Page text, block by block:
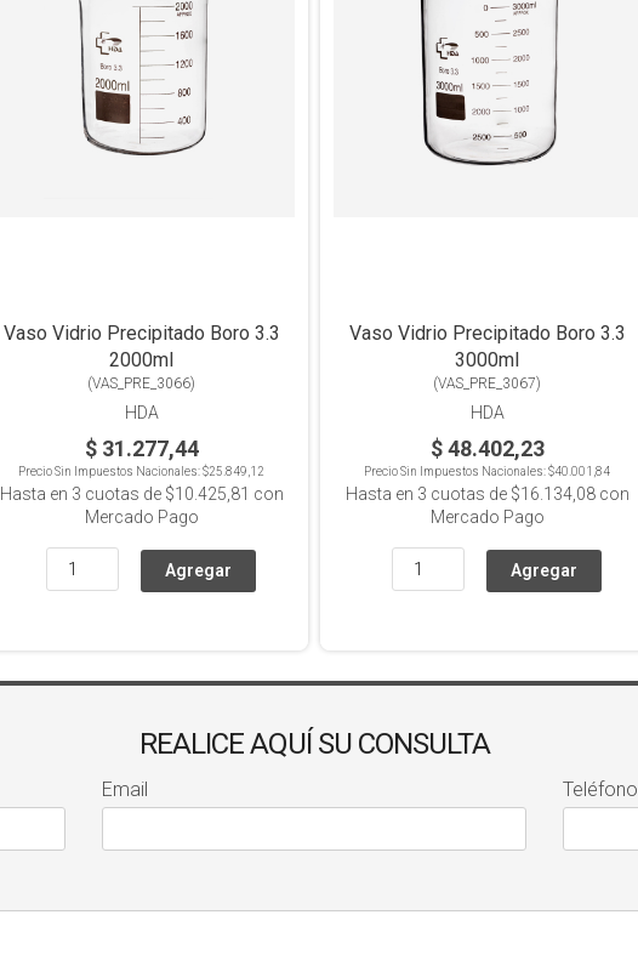
Vaso Vidrio Precipitado Boro 3.3
2000ml
(VAS_PRE_3066)
HDA
$ 31.277,44
Precio Sin Impuestos Nacionales:$25.849,12
Hasta en 3 cuotas de $10.425,81 con
Mercado Pago
Vaso Vidrio Precipitado Boro 3.3
3000ml
(VAS_PRE_3067)
HDA
$ 48.402,23
Precio Sin Impuestos Nacionales:$40.001,84
Hasta en 3 cuotas de $16.134,08con
Mercado Pago
REALICE AQUÍ SU CONSULTA
Email Teléfono